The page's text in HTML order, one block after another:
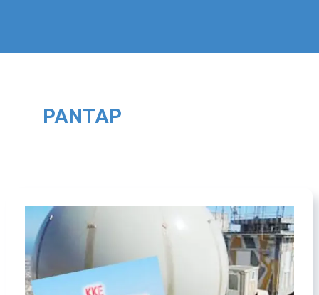
ΡΑΝΤΆΡ